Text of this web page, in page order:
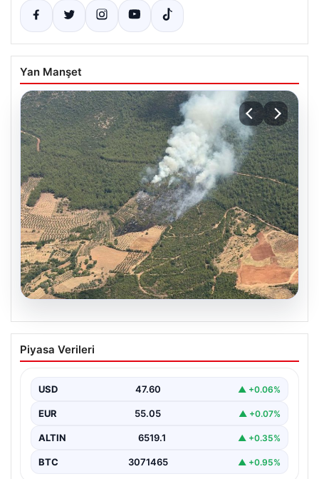
Yan Manşet
05.08.2026
Muğla Yatağan’da orman yangını
Piyasa Verileri
USD 47.60 ▲ +0.06%
EUR 55.05 ▲ +0.07%
ALTIN 6519.1 ▲ +0.35%
BTC 3071465 ▲ +0.95%